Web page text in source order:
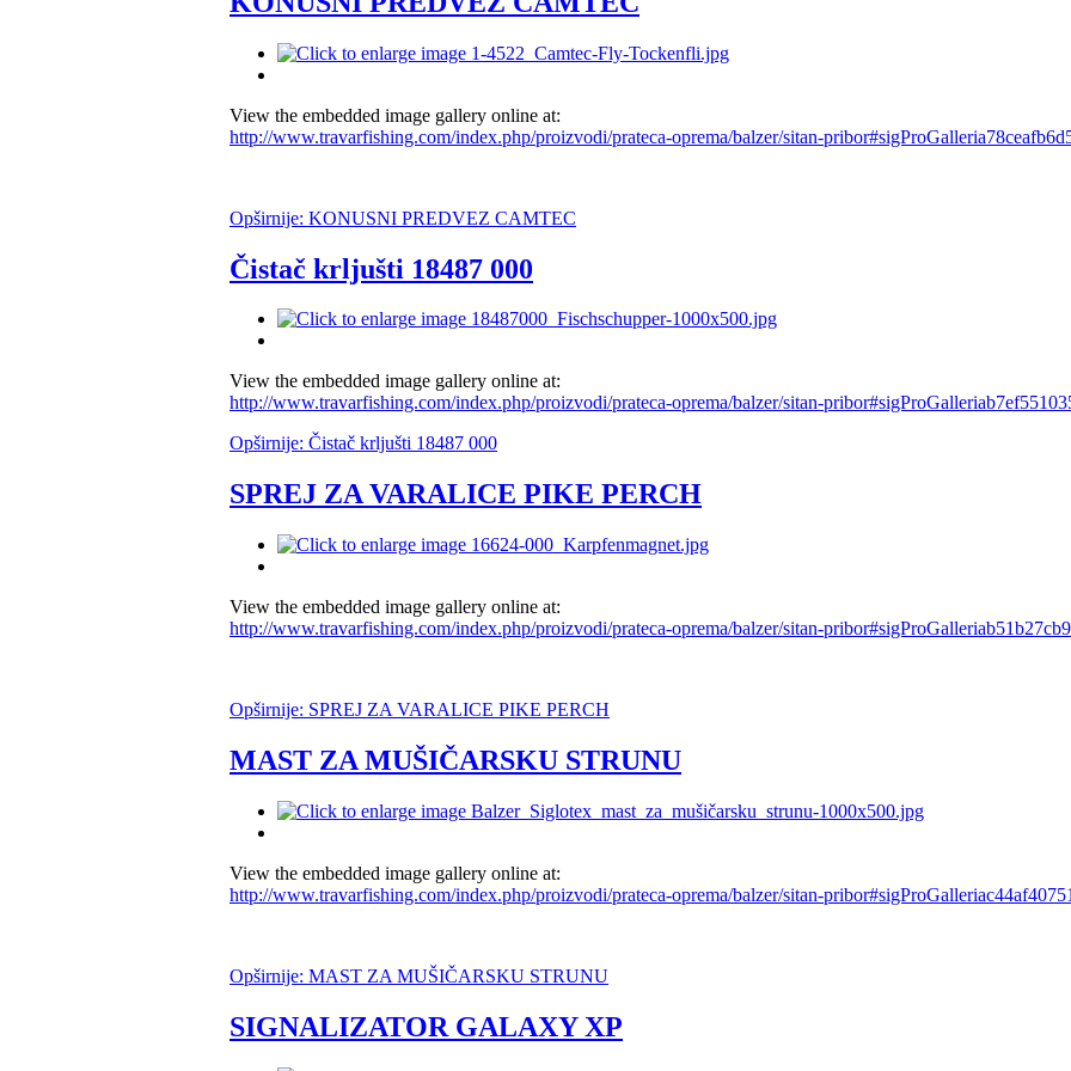
View the embedded image gallery online at:
http://www.travarfishing.com/index.php/proizvodi/prateca-oprema/balzer/sitan-
Opširnije: KONUSNI PREDVEZ CAMTEC
Čistač krljušti 18487 000
View the embedded image gallery online at:
http://www.travarfishing.com/index.php/proizvodi/prateca-oprema/balzer/sitan-
Opširnije: Čistač krljušti 18487 000
SPREJ ZA VARALICE PIKE PERCH
View the embedded image gallery online at:
http://www.travarfishing.com/index.php/proizvodi/prateca-oprema/balzer/sitan-
Opširnije: SPREJ ZA VARALICE PIKE PERCH
MAST ZA MUŠIČARSKU STRUNU
View the embedded image gallery online at:
http://www.travarfishing.com/index.php/proizvodi/prateca-oprema/balzer/sitan-
Opširnije: MAST ZA MUŠIČARSKU STRUNU
SIGNALIZATOR GALAXY XP